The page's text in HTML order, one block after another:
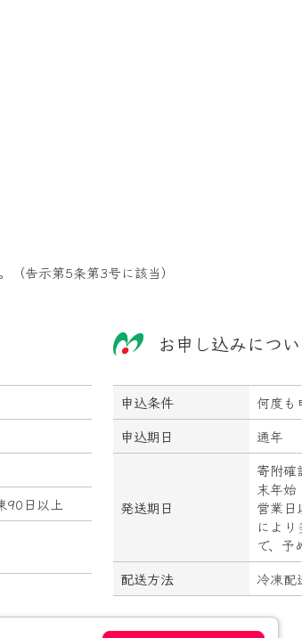
（告示第5条第3号に該当）
90日以上
お申し込みにつ
申込条件
何度も
申込期日
通年
発送期日
寄附確
末年始
営業
によ
で、予
配送方法
冷凍配